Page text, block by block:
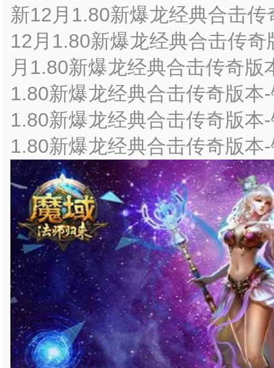
新12月1.80新爆龙经典合击
12月1.80新爆龙经典合击传
月1.80新爆龙经典合击传奇
1.80新爆龙经典合击传奇版
1.80新爆龙经典合击传奇版
1.80新爆龙经典合击传奇版